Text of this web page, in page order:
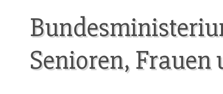
Senioren, Frauen